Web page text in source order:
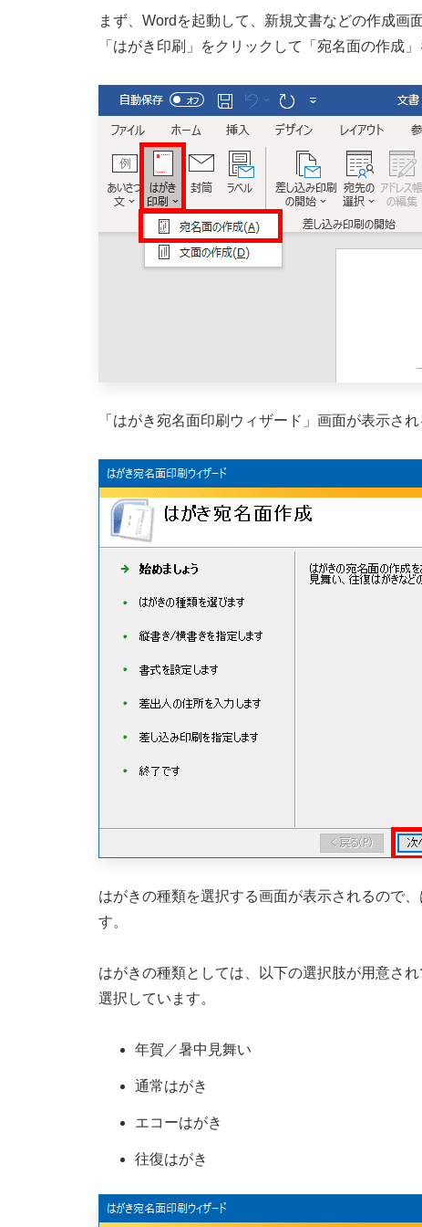
まず、Wordを起動して、新規文書などの作成画
「はがき印刷」をクリックして「宛名面の作成」
「はがき宛名面印刷ウィザード」画面が表示さ
はがきの種類を選択する画面が表示されるので
す。
はがきの種類としては、以下の選択肢が用意さ
選択しています。
年賀／暑中見舞い
通常はがき
エコーはがき
往復はがき